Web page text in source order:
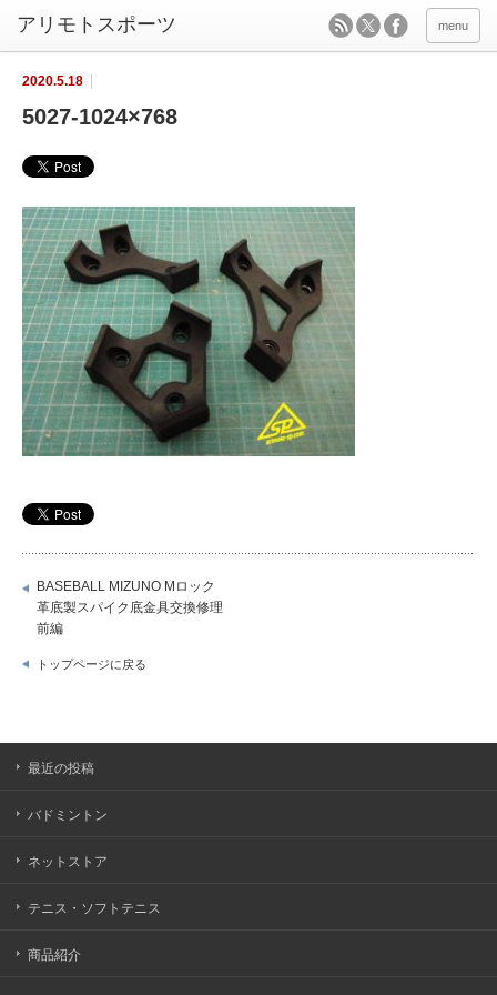
menu
2020.5.18
5027-1024×768
BASEBALL MIZUNO Mロック
革底製スパイク底金具交換修理
前編
トップページに戻る
最近の投稿
バドミントン
ネットストア
テニス・ソフトテニス
商品紹介